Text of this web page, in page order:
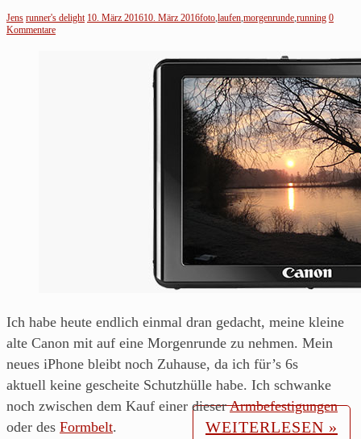
so
ein
Jens runner's delight 10. März 201610. März 2016foto,laufen,morgenrunde,running 0
Kommentare
Ich habe heute endlich einmal dran gedacht, meine kleine
alte Canon mit auf eine Morgenrunde zu nehmen. Mein
neues iPhone bleibt noch Zuhause, da ich für’s 6s
aktuell keine gescheite Schutzhülle habe. Ich schwanke
noch zwischen dem Kauf einer dieserArmbefestigungen
oder des Formbelt. WEITERLESEN »